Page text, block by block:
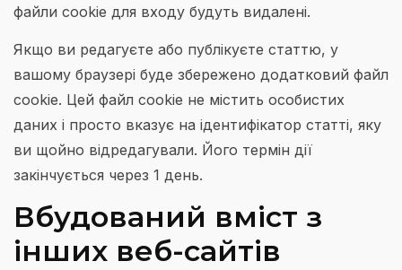
файли cookie для входу будуть видалені.
Якщо ви редагуєте або публікуєте статтю, у
вашому браузері буде збережено додатковий файл
cookie. Цей файл cookie не містить особистих
даних і просто вказує на ідентифікатор статті, яку
ви щойно відредагували. Його термін дії
закінчується через 1 день.
Вбудований вміст з
інших веб-сайтів